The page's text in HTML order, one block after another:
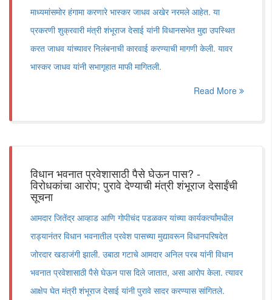
माध्यमांसमोर हंगामा करणारे भास्कर जाधव अखेर नरमले आहेत. या
प्रकरणी शुक्रवारी मंत्री शंभूराज देसाई यांनी विधानसभेत मुद्दा उपस्थित
करत जाधव यांच्यावर निलंबनाची कारवाई करण्याची मागणी केली. यावर
भास्कर जाधव यांनी सभागृहात माफी मागितली.
Read More
विधान भवनात प्रवेशासाठी पैसे घेऊन पास? -
विरोधकांचा आरोप; पुरावे देण्याची मंत्री शंभूराज देसाईंची
सूचना
आमदार जितेंद्र आव्हाड आणि गोपीचंद पडळकर यांच्या कार्यकर्त्यांमधील
राड्यानंतर विधान भवनातील प्रवेश पासच्या मुद्यावरून विधानपरिषदेत
जोरदार खडाजंगी झाली. उबाठा गटाचे आमदार अनिल परब यांनी विधान
भवनात प्रवेशासाठी पैसे घेऊन पास दिले जातात, असा आरोप केला. त्यावर
आक्षेप घेत मंत्री शंभूराज देसाई यांनी पुरावे सादर करण्यास सांगितले.